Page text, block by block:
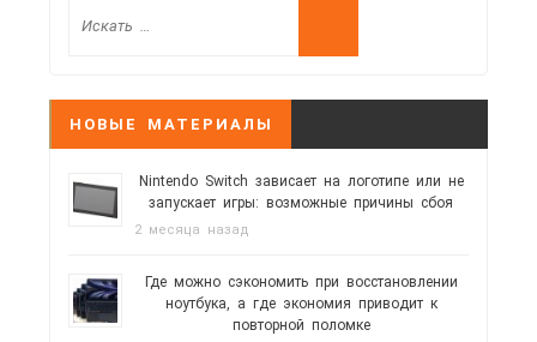
НОВЫЕ МАТЕРИАЛЫ
Nintendo Switch зависает на логотипе или не
запускает игры: возможные причины сбоя
2 месяца назад
Где можно сэкономить при восстановлении
ноутбука, а где экономия приводит к
повторной поломке